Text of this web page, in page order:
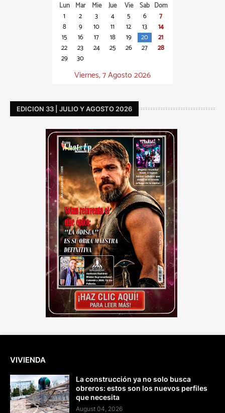
Lun Mar Mie Jue Vie Sab Dom
1
2 3 4 5 6
7
8
9 10 11 12 13
14
15
16 17 18 19 20
21
22
23 24 25 26 27
28
29
30
Viernes, 7 Agosto 2026
EDICION 33 | JULIO Y AGOSTO 2026
VIVIENDA
La construcción ya no solo busca
obreros: estos son los nuevos perfiles
que necesita
August 04, 2026